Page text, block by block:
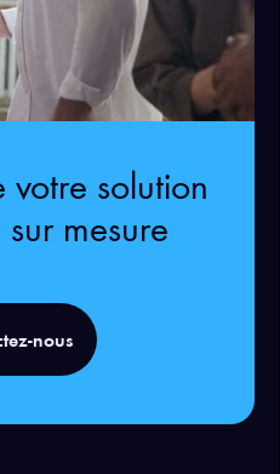
votre solution
mesure
nous